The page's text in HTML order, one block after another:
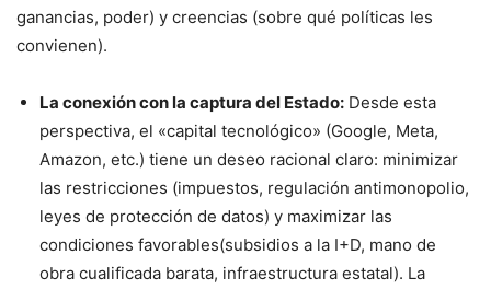
ganancias, poder) y creencias (sobre qué políticas les
convienen).
La conexión con la captura del Estado: Desde esta
perspectiva, el «capital tecnológico» (Google, Meta,
Amazon, etc.) tiene un deseo racional claro: minimizar
las restricciones (impuestos, regulación antimonopolio,
leyes de protección de datos) y maximizar las
condiciones favorables(subsidios a la I+D, mano de
obra cualificada barata, infraestructura estatal). La